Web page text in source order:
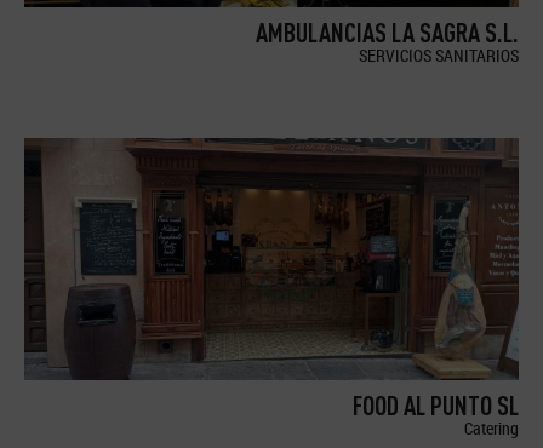
AMBULANCIAS LA SAGRA S.L.
SERVICIOS SANITARIOS
FOOD AL PUNTO SL
Catering